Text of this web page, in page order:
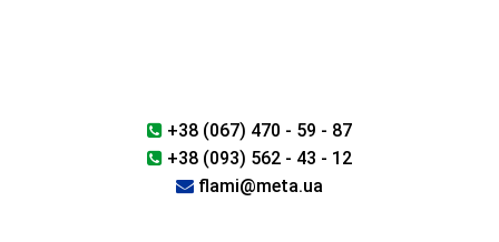
+38 (067) 470 - 59 - 87
+38 (093) 562 - 43 - 12
flami@meta.ua